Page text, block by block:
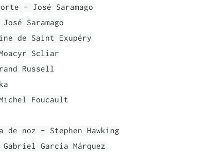
- José Saramago
Saramago
de Saint Exupéry
Scliar
Russell
Foucault
de noz - Stephen Hawking
García Márquez